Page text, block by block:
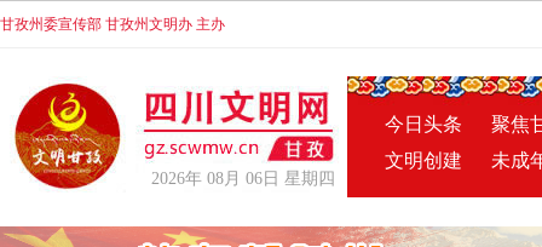
甘孜州委宣传部 甘孜州文明办 主办
2026年 08月 06日 星期四
今日头条
聚焦
文明创建
未成